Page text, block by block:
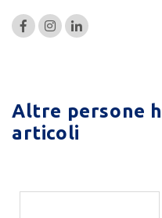
Altre persone
articoli